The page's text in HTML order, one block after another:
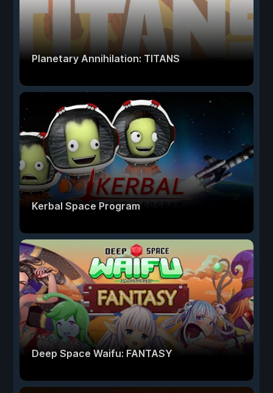
Planetary Annihilation: TITANS
Kerbal Space Program
Deep Space Waifu: FANTASY